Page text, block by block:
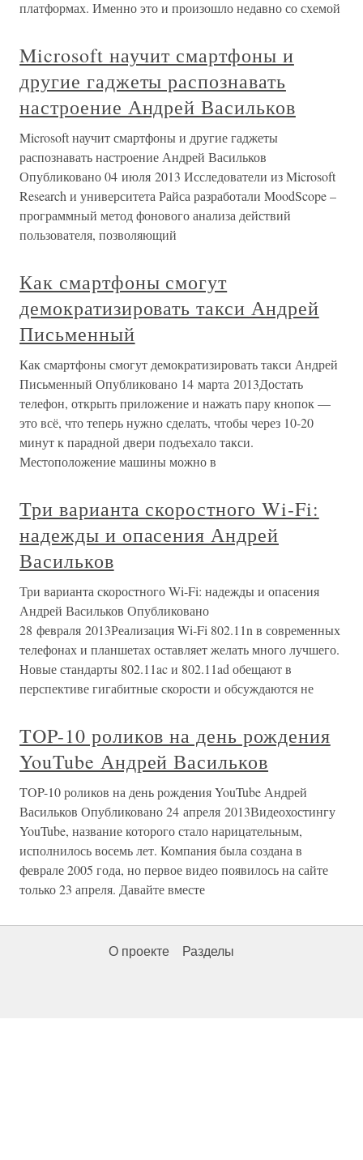
платформах. Именно это и произошло недавно со схемой
Microsoft научит смартфоны и
другие гаджеты распознавать
настроение Андрей Васильков
Microsoft научит смартфоны и другие гаджеты
распознавать настроение Андрей Васильков
Опубликовано 04 июля 2013 Исследователи из Microsoft
Research и университета Райса разработали MoodScope –
программный метод фонового анализа действий
пользователя, позволяющий
Как смартфоны смогут
демократизировать такси Андрей
Письменный
Как смартфоны смогут демократизировать такси Андрей
Письменный Опубликовано 14 марта 2013Достать
телефон, открыть приложение и нажать пару кнопок —
это всё, что теперь нужно сделать, чтобы через 10-20
минут к парадной двери подъехало такси.
Местоположение машины можно в
Три варианта скоростного Wi-Fi:
надежды и опасения Андрей
Васильков
Три варианта скоростного Wi-Fi: надежды и опасения
Андрей Васильков Опубликовано
28 февраля 2013Реализация Wi-Fi 802.11n в современных
телефонах и планшетах оставляет желать много лучшего.
Новые стандарты 802.11ac и 802.11ad обещают в
перспективе гигабитные скорости и обсуждаются не
TOP-10 роликов на день рождения
YouTube Андрей Васильков
TOP-10 роликов на день рождения YouTube Андрей
Васильков Опубликовано 24 апреля 2013Видеохостингу
YouTube, название которого стало нарицательным,
исполнилось восемь лет. Компания была создана в
феврале 2005 года, но первое видео появилось на сайте
только 23 апреля. Давайте вместе
О проекте Разделы